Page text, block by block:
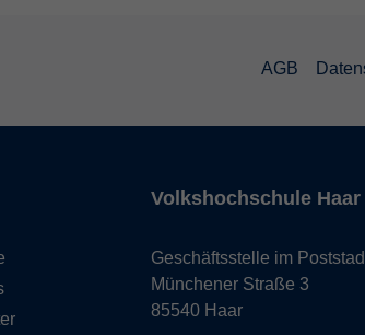
AGB
Volkshochschule Haar
Geschäftsstelle im Poststadl
Münchener Straße 3
85540 Haar